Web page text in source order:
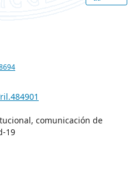
comunicación de
19